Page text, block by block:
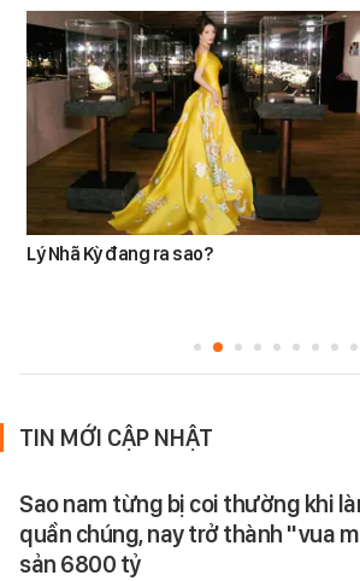
Lý Nhã Kỳ đang ra sao?
TIN MỚI CẬP NHẬT
Sao nam từng bị coi thường khi
quần chúng, nay trở thành "vua
sản 6800 tỷ